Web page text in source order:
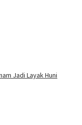
Jadi Layak Huni